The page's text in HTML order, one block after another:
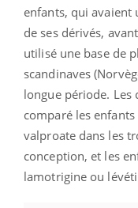
enfants, qui avaient
de ses dérivés,
utilisé une base de
scandinaves
longue période.
comparé les
valproate dans les
conception, et les
lamotrigine ou